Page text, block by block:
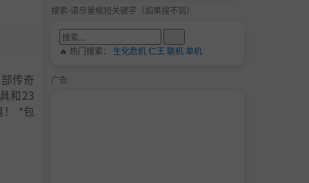
传奇
和23
！ *包
搜索-请尽量缩短关键字（如果搜不到）
🔥 热门搜索： 生化危机仁王 联机单机
广告